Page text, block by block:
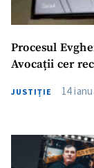
Procesul
Avocații cer
JUSTIȚIE 14